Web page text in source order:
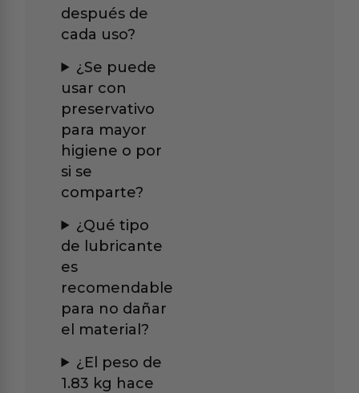
después de
cada uso?
¿Se puede
usar con
preservativo
para mayor
higiene o por
si se
comparte?
¿Qué tipo
de lubricante
es
recomendable
para no dañar
el material?
¿El peso de
1.83 kg hace